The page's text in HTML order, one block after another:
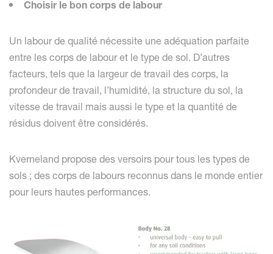
Choisir le bon corps de labour
Un labour de qualité nécessite une adéquation parfaite
entre les corps de labour et le type de sol. D’autres
facteurs, tels que la largeur de travail des corps, la
profondeur de travail, l’humidité, la structure du sol, la
vitesse de travail mais aussi le type et la quantité de
résidus doivent être considérés.
Kverneland propose des versoirs pour tous les types de
sols ; des corps de labours reconnus dans le monde entier
pour leurs hautes performances.